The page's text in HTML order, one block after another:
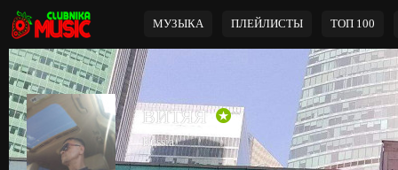
МУЗЫКА ПЛЕЙЛИСТЫ ТОП 100
ВИТЯЯ
Russia